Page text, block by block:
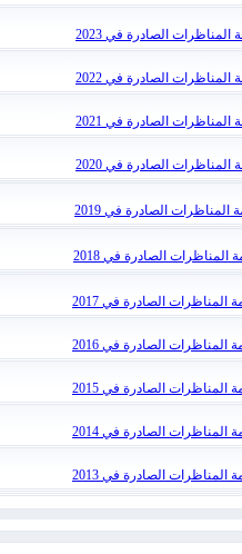
المناظرات الصادرة في 2023
المناظرات الصادرة في 2022
المناظرات الصادرة في 2021
المناظرات الصادرة في 2020
المناظرات الصادرة في 2019
المناظرات الصادرة في 2018
المناظرات الصادرة في 2017
المناظرات الصادرة في 2016
المناظرات الصادرة في 2015
المناظرات الصادرة في 2014
المناظرات الصادرة في 2013